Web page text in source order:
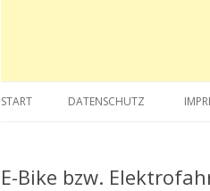
START DATENSCHUTZ
E-Bike bzw.